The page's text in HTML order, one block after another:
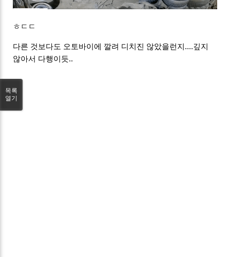
ㅎㄷㄷ
다른 것보다도 오토바이에 깔려 디치진 않았을런지....깊지
않아서 다행이듯..
목록
열기